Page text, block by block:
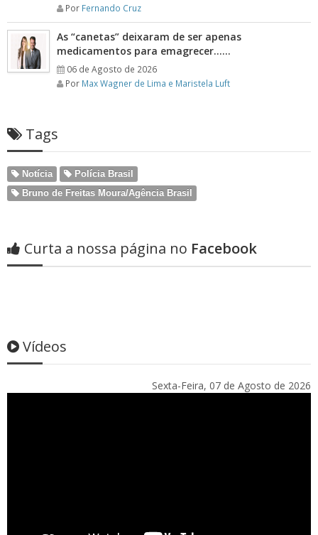
Por Fernando Cruz
As “canetas” deixaram de ser apenas
medicamentos para emagrecer……
06 de Agosto de 2026
Por Max Wagner de Lima e Maristela Luft
Tags
Notícia
Polícia Brasil
Bruno de Freitas Moura/Agência Brasil
Curta a nossa página no Facebook
Vídeos
Sexta-Feira, 07 de Agosto de 2026